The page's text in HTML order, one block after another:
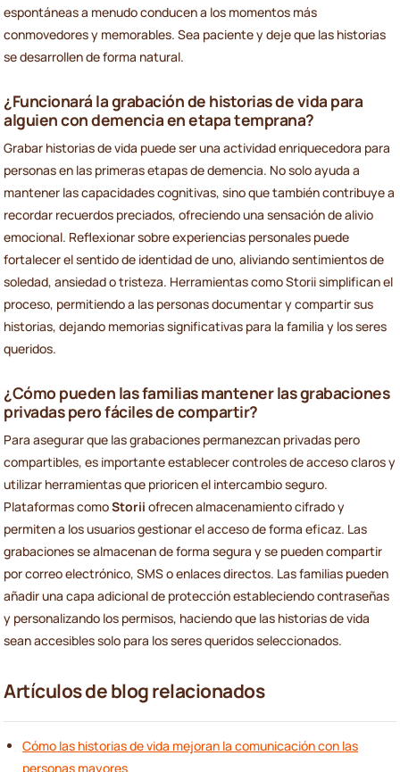
espontáneas a menudo conducen a los momentos más
conmovedores y memorables. Sea paciente y deje que las historias
se desarrollen de forma natural.
¿Funcionará la grabación de historias de vida para
alguien con demencia en etapa temprana?
Grabar historias de vida puede ser una actividad enriquecedora para
personas en las primeras etapas de demencia. No solo ayuda a
mantener las capacidades cognitivas, sino que también contribuye a
recordar recuerdos preciados, ofreciendo una sensación de alivio
emocional. Reflexionar sobre experiencias personales puede
fortalecer el sentido de identidad de uno, aliviando sentimientos de
soledad, ansiedad o tristeza. Herramientas como Storii simplifican el
proceso, permitiendo a las personas documentar y compartir sus
historias, dejando memorias significativas para la familia y los seres
queridos.
¿Cómo pueden las familias mantener las grabaciones
privadas pero fáciles de compartir?
Para asegurar que las grabaciones permanezcan privadas pero
compartibles, es importante establecer controles de acceso claros y
utilizar herramientas que prioricen el intercambio seguro.
Plataformas comoStorii ofrecen almacenamiento cifrado y
permiten a los usuarios gestionar el acceso de forma eficaz. Las
grabaciones se almacenan de forma segura y se pueden compartir
por correo electrónico, SMS o enlaces directos. Las familias pueden
añadir una capa adicional de protección estableciendo contraseñas
y personalizando los permisos, haciendo que las historias de vida
sean accesibles solo para los seres queridos seleccionados.
Artículos de blog relacionados
Cómo las historias de vida mejoran la comunicación con las
personas mayores